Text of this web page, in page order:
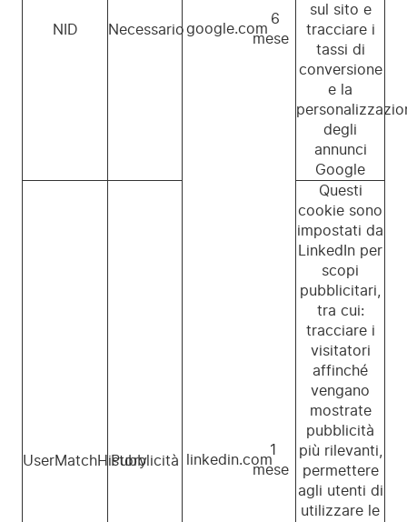
NID Necessariogoogle.com
6
mese
sul sito e
tracciare i
tassi di
conversione
e la
degli
annunci
Google
UserMatchHistoryPubblicità linkedin.com
1
mese
Questi
cookie sono
impostati da
LinkedIn per
scopi
pubblicitari,
tra cui:
tracciare i
visitatori
affinché
vengano
mostrate
pubblicità
più rilevanti,
permettere
agli utenti di
utilizzare le